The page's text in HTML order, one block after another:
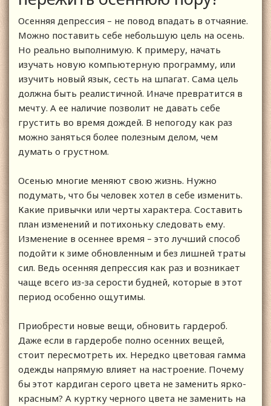
Осенняя депрессия – не повод впадать в отчаяние.
Можно поставить себе небольшую цель на осень.
Но реально выполнимую. К примеру, начать
изучать новую компьютерную программу, или
изучить новый язык, сесть на шпагат. Сама цель
должна быть реалистичной. Иначе превратится в
мечту. А ее наличие позволит не давать себе
грустить во время дождей. В непогоду как раз
можно заняться более полезным делом, чем
думать о грустном.
Осенью многие меняют свою жизнь. Нужно
подумать, что бы человек хотел в себе изменить.
Какие привычки или черты характера. Составить
план изменений и потихоньку следовать ему.
Изменение в осеннее время – это лучший способ
подойти к зиме обновленным и без лишней траты
сил. Ведь осенняя депрессия как раз и возникает
чаще всего из-за серости будней, которые в этот
период особенно ощутимы.
Приобрести новые вещи, обновить гардероб.
Даже если в гардеробе полно осенних вещей,
стоит пересмотреть их. Нередко цветовая гамма
одежды напрямую влияет на настроение. Почему
бы этот кардиган серого цвета не заменить ярко-
красным? А куртку черного цвета не заменить на